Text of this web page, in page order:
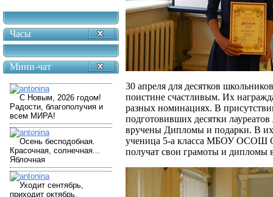
Часы
Мини-чат
30 апреля для десятков
поистине счастливым. Их
разных номинациях. В
подготовивших десятки
вручены Дипломы и подарки. В их
ученица 5-а класса МБОУ ОСОШ
получат свои грамоты и дипломы